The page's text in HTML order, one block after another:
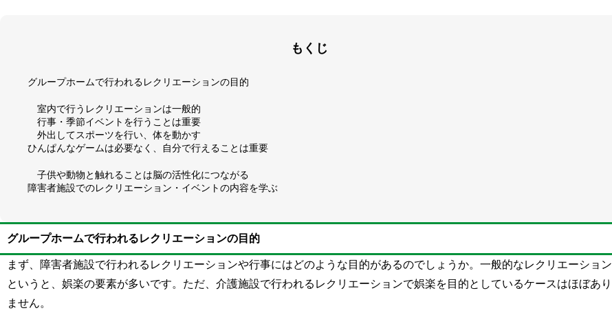
もくじ
グループホームで行われるレクリエーションの目的
室内で行うレクリエーションは一般的
行事・季節イベントを行うことは重要
外出してスポーツを行い、体を動かす
ひんぱんなゲームは必要なく、自分で行えることは重要
子供や動物と触れることは脳の活性化につながる
障害者施設でのレクリエーション・イベントの内容を学ぶ
グループホームで行われるレクリエーションの目的
まず、障害者施設で行われるレクリエーションや行事にはどのような目的があるのでしょうか。一般的なレクリエーション
というと、娯楽の要素が多いです。ただ、介護施設で行われるレクリエーションで娯楽を目的としているケースはほぼあり
ません。